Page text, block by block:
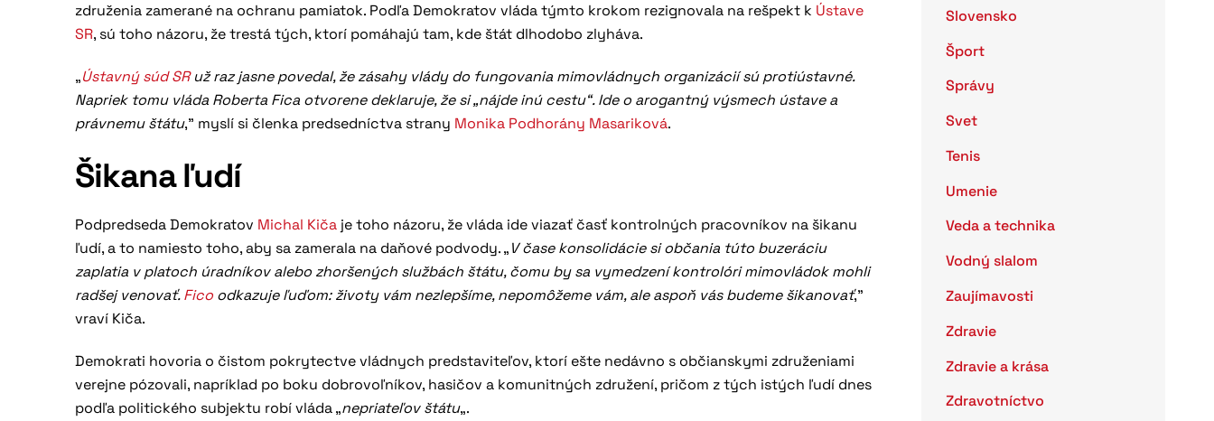
združenia zamerané na ochranu pamiatok. Podľa Demokratov vláda týmto krokom rezignovala na rešpekt k Ústave
SR, sú toho názoru, že trestá tých, ktorí pomáhajú tam, kde štát dlhodobo zlyháva.
„Ústavný súd SRuž raz jasne povedal, že zásahy vlády do fungovania mimovládnych organizácií sú protiústavné.
Napriek tomu vláda Roberta Fica otvorene deklaruje, že si „nájde inú cestu“. Ide o arogantný výsmech ústave a
právnemu štátu,” myslí si členka predsedníctva strany Monika Podhorány Masariková.
Šikana ľudí
Podpredseda Demokratov Michal Kiča je toho názoru, že vláda ide viazať časť kontrolných pracovníkov na šikanu
ľudí, a to namiesto toho, aby sa zamerala na daňové podvody. „V čase konsolidácie si občania túto buzeráciu
zaplatia v platoch úradníkov alebo zhoršených službách štátu, čomu by sa vymedzení kontrolóri mimovládok mohli
radšej venovať.Fico odkazuje ľuďom: životy vám nezlepšíme, nepomôžeme vám, ale aspoň vás budeme šikanovať,”
vraví Kiča.
Demokrati hovoria o čistom pokrytectve vládnych predstaviteľov, ktorí ešte nedávno s občianskymi združeniami
verejne pózovali, napríklad po boku dobrovoľníkov, hasičov a komunitných združení, pričom z tých istých ľudí dnes
podľa politického subjektu robí vláda „nepriateľov štátu„.
Slovensko
Šport
Správy
Svet
Tenis
Umenie
Veda a technika
Vodný slalom
Zaujímavosti
Zdravie
Zdravie a krása
Zdravotníctvo